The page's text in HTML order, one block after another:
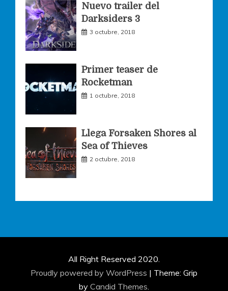
m
Nuevo trailer del
Darksiders 3
3 octubre, 2018
Primer teaser de
Rocketman
1 octubre, 2018
Llega Forsaken Shores al
Sea of Thieves
2 octubre, 2018
All Right Reserved 2020.
Proudly powered by WordPress | Theme: Grip
by Candid Themes